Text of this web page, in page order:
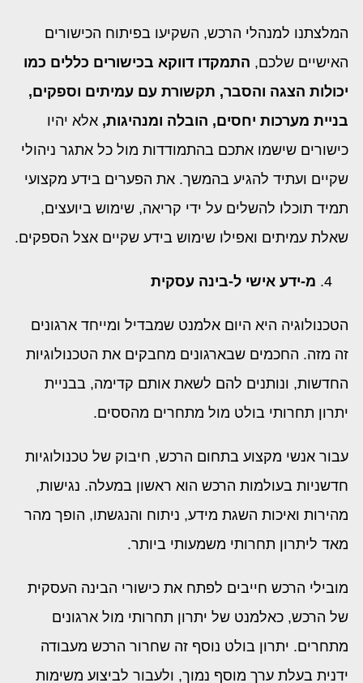
המלצתנו למנהלי הרכש, השקיעו בפיתוח הכישורים
האישיים שלכם, התמקדו דווקא בכישורים כללים כמו
יכולות הצגה והסבר, תקשורת עם עמיתים וספקים,
בניית מערכות יחסים, הובלה ומנהיגות, אלא יהיו
כישורים שישמו אתכם בהתמודדות מול כל אתגר ניהולי
שקיים ועתיד להגיע בהמשך. את הפערים בידע מקצועי
תמיד תוכלו להשלים על ידי קריאה, שימוש ביועצים,
שאלת עמיתים ואפילו שימוש בידע שקיים אצל הספקים.
מ-ידע אישי ל-בינה עסקית
הטכנולוגיה היא היום אלמנט שמבדיל ומייחד ארגונים
זה מזה. החכמים שבארגונים מחבקים את הטכנולוגיות
החדשות, ונותנים להם לשאת אותם קדימה, בבניית
יתרון תחרותי בולט מול מתחרים מהססים.
עבור אנשי מקצוע בתחום הרכש, חיבוק של טכנולוגיות
חדשניות בעולמות הרכש הוא ראשון במעלה. נגישות,
מהירות ואיכות השגת מידע, ניתוח והנגשתו, הופך מהר
מאד ליתרון תחרותי משמעותי ביותר.
מובילי הרכש חייבים לפתח את כישורי הבינה העסקית
של הרכש, כאלמנט של יתרון תחרותי מול ארגונים
מתחרים. יתרון בולט נוסף זה שחרור הרכש מעבודה
ידנית בעלת ערך מוסף נמוך, ולעבור לביצוע משימות